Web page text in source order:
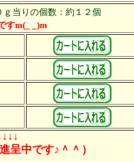
ｇ当りの個数：約１２個
すm(_ _)m
呈中です♪＾＾）